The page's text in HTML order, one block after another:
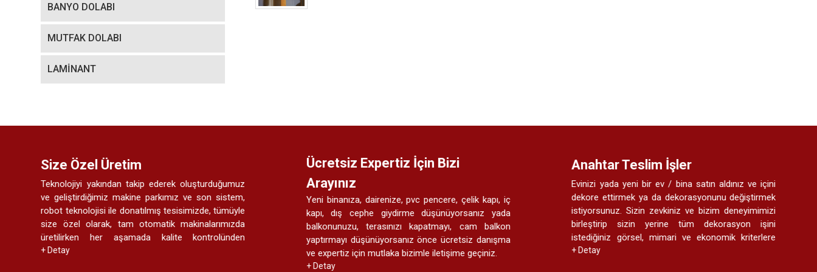
BANYO DOLABI
MUTFAK DOLABI
LAMİNANT
Size Özel Üretim
Teknolojiyi yakından takip ederek oluşturduğumuz
ve geliştirdiğimiz makine parkımız ve son sistem,
robot teknolojisi ile donatılmış tesisimizde, tümüyle
size özel olarak, tam otomatik makinalarımızda
üretilirken her aşamada kalite kontrolünden
geçmektedir.
+ Detay
Ücretsiz Expertiz İçin Bizi
Arayınız
Yeni binanıza, dairenize, pvc pencere, çelik kapı, iç
kapı, dış cephe giydirme düşünüyorsanız yada
balkonunuzu, terasınızı kapatmayı, cam balkon
yaptırmayı düşünüyorsanız önce ücretsiz danışma
ve expertiz için mutlaka bizimle iletişime geçiniz.
+ Detay
Anahtar Teslim İşler
Evinizi yada yeni bir ev / bina satın aldınız ve içini
dekore ettirmek ya da dekorasyonunu değiştirmek
istiyorsunuz. Sizin zevkiniz ve bizim deneyimimizi
birleştirip sizin yerine tüm dekorasyon işini
istediğiniz görsel, mimari ve ekonomik kriterlere
göre biz yapıyoruz. Size sadece içine yerleşip mutlu
+ Detay